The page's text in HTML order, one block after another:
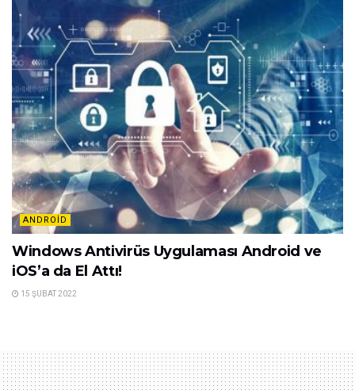
ANDROID
Windows Antivirüs Uygulaması Android ve
iOS’a da El Attı!
15 ŞUBAT 2022